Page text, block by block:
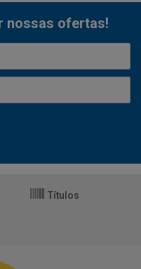
nossas ofertas!
Títulos